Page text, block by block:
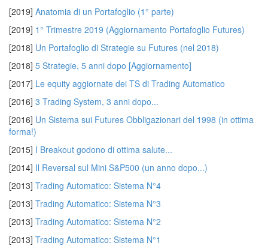
[2019] Anatomia di un Portafoglio (1° parte)
[2019] 1° Trimestre 2019 (Aggiornamento Portafoglio Futures)
[2018] Un Portafoglio di Strategie su Futures (nel 2018)
[2018] 5 Strategie, 5 anni dopo [Aggiornamento]
[2017] Le equity aggiornate dei TS di Trading Automatico
[2016] 3 Trading System, 3 anni dopo...
[2016] Un Sistema sui Futures Obbligazionari del 1998 (in ottima
forma!)
[2015] I Breakout godono di ottima salute...
[2014] Il Reversal sul Mini S&P500 (un anno dopo...)
[2013] Trading Automatico: Sistema N°4
[2013] Trading Automatico: Sistema N°3
[2013] Trading Automatico: Sistema N°2
[2013] Trading Automatico: Sistema N°1